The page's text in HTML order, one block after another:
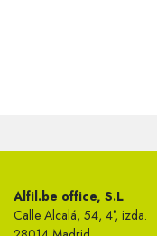
Alfil.be office, S.L
Calle Alcalá, 54, 4°, izda.